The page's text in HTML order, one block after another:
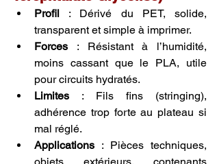
Profil : Dérivé du PET, solide,
transparent et simple à imprimer.
Forces : Résistant à l’humidité,
moins cassant que le PLA, utile
pour circuits hydratés.
Limites : Fils fins (stringing),
adhérence trop forte au plateau si
mal réglé.
Applications : Pièces techniques,
objets extérieurs, contenants